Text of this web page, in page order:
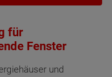
für
Fenster
und